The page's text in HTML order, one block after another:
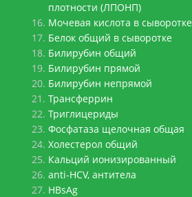
плотности (ЛПОНП)
Мочевая кислота в сыворотке
Белок общий в сыворотке
Билирубин общий
Билирубин прямой
Билирубин непрямой
Трансферрин
Триглицериды
Фосфатаза щелочная общая
Холестерол общий
Кальций ионизированный
anti-HCV, антитела
HBsAg